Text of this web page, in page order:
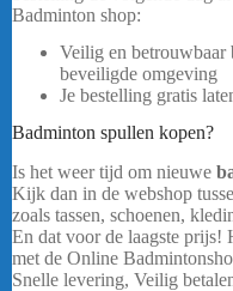
Badminton shop:
Veilig en betrouwbaar
beveiligde omgeving
Je bestelling gratis
Badminton spullen kopen?
Is het weer tijd om nieuwe
Kijk dan in de webshop
zoals tassen, schoenen,
En dat voor de laagste prijs!
met de Online
Snelle levering, Veilig